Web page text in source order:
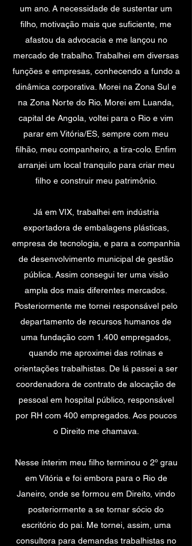
um ano. A necessidade de sustentar um
filho, motivação mais que suficiente, me
afastou da advocacia e me lançou no
mercado de trabalho. Trabalhei em diversas
funções e empresas, conhecendo a fundo a
dinâmica corporativa. Morei na Zona Sul e
na Zona Norte do Rio. Morei em Luanda,
capital de Angola, voltei para o Rio e vim
parar em Vitória/ES, sempre com meu
filhão, meu companheiro, a tira-colo. Enfim
arranjei um local tranquilo para criar meu
filho e construir meu patrimônio.
Já em VIX, trabalhei em indústria
exportadora de embalagens plásticas,
empresa de tecnologia, e para a companhia
de desenvolvimento municipal de gestão
pública. Assim consegui ter uma visão
ampla dos mais diferentes mercados.
Posteriormente me tornei responsável pelo
departamento de recursos humanos de
uma fundação com 1.400 empregados,
quando me aproximei das rotinas e
orientações trabalhistas. De lá passei a ser
coordenadora de contrato de alocação de
pessoal em hospital público, responsável
por RH com 400 empregados. Aos poucos
o Direito me chamava.
Nesse ínterim meu filho terminou o 2º grau
em Vitória e foi embora para o Rio de
Janeiro, onde se formou em Direito, vindo
posteriormente a se tornar sócio do
escritório do pai. Me tornei, assim, uma
consultora para demandas trabalhistas no